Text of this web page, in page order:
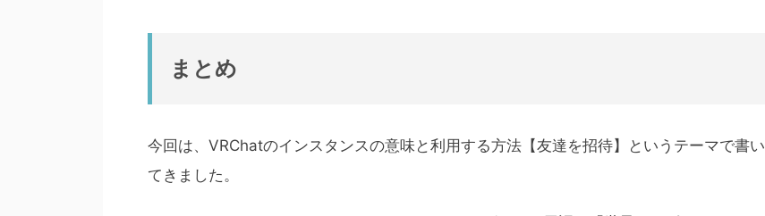
まとめ
今回は、VRChatのインスタンスの意味と利用する方法【友達を招待】というテーマで書い
てきました。